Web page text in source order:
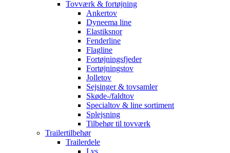
Tovværk & fortøjning
Ankertov
Dyneema line
Elastiksnor
Fenderline
Flagline
Fortøjningsfjeder
Fortøjningstov
Jolletov
Sejsinger & tovsamler
Skøde-/faldtov
Specialtov & line sortiment
Splejsning
Tilbehør til tovværk
Trailertilbehør
Trailerdele